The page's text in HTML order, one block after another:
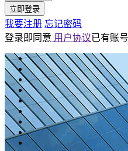
立即登录
我要注册 忘记密码
登录即同意 用户协议已有账